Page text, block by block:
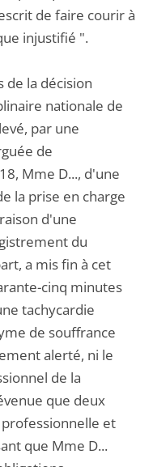
de faire courir à
injustifié ".
la décision
nationale de
par une
de
Mme D..., d'une
la prise en charge
d'une
du
a mis fin à cet
cinq minutes
tachycardie
de souffrance
alerté, ni le
de la
que deux
et
que Mme D...